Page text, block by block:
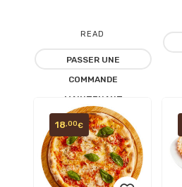
READ
MORE
PASSER UNE
COMMANDE
MAINTENANT
18 ,00€